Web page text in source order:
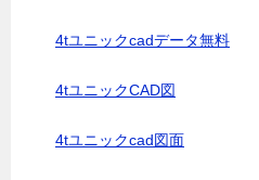
4tユニックcadデータ無料
4tユニックCAD図
4tユニックcad図面